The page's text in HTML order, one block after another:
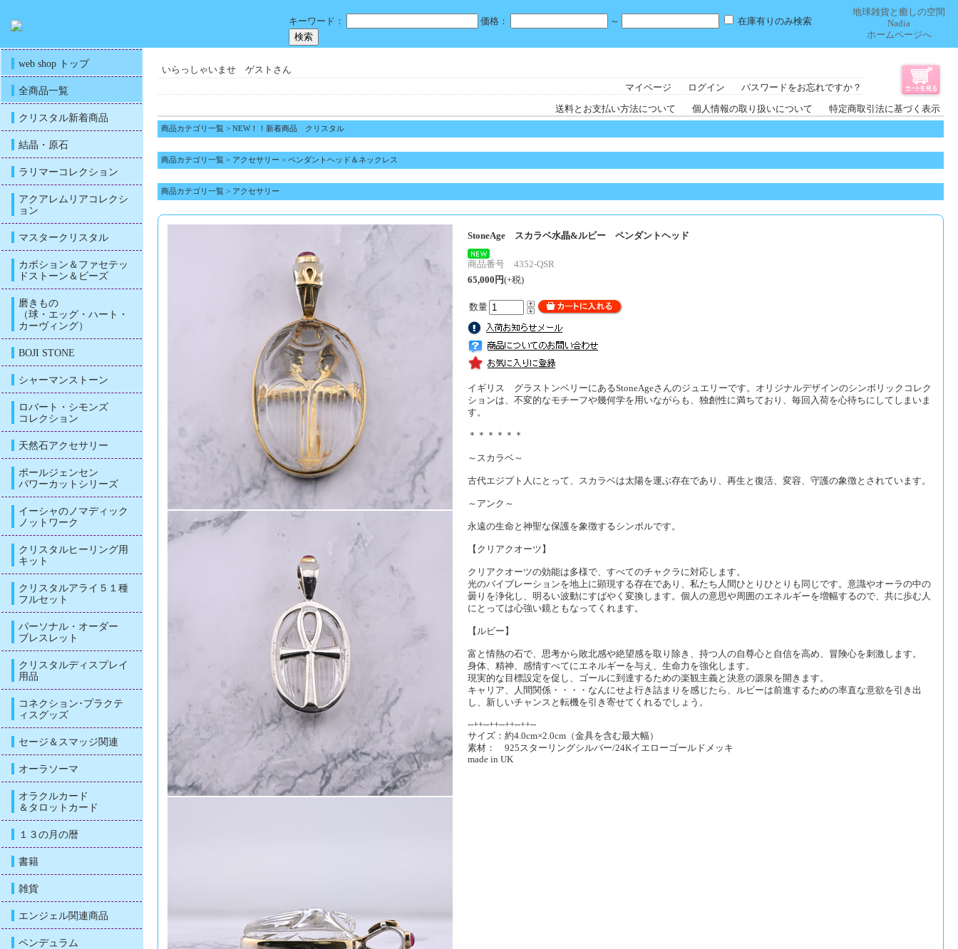
キーワード： 価格： ～ 在庫有りのみ検索
地球雑貨と癒しの空間
Nadia
ホームページへ
web shop トップ
全商品一覧
クリスタル新着商品
結晶・原石
ラリマーコレクション
アクアレムリアコレクシ
ョン
マスタークリスタル
カボション＆ファセテッ
ドストーン＆ビーズ
磨きもの
（球・エッグ・ハート・
カーヴィング）
BOJI STONE
シャーマンストーン
ロバート・シモンズ
コレクション
天然石アクセサリー
ポールジェンセン
パワーカットシリーズ
イーシャのノマディック
ノットワーク
クリスタルヒーリング用
キット
クリスタルアライ５１種
フルセット
パーソナル・オーダー
ブレスレット
クリスタルディスプレイ
用品
コネクション･プラクテ
ィスグッズ
セージ＆スマッジ関連
オーラソーマ
オラクルカード
＆タロットカード
１３の月の暦
書籍
雑貨
エンジェル関連商品
ペンデュラム
いらっしゃいませ ゲストさん
マイページ
ログイン パスワードをお忘れですか？
送料とお支払い方法について 個人情報の取り扱いについて 特定商取引法に基づく表示
商品カテゴリ一覧 > NEW！！新着商品 クリスタル
商品カテゴリ一覧 > アクセサリー > ペンダントヘッド＆ネックレス
商品カテゴリ一覧 > アクセサリー
StoneAge スカラベ水晶&ルビー ペンダントヘッド
商品番号 4352-QSR
65,000円(+税)
数量
イギリス グラストンベリーにあるStoneAgeさんのジュエリーです。オリジナルデザインのシンボリックコレク
ションは、不変的なモチーフや幾何学を用いながらも、独創性に満ちており、毎回入荷を心待ちにしてしまいま
す。
＊＊＊＊＊＊
～スカラベ～
古代エジプト人にとって、スカラベは太陽を運ぶ存在であり、再生と復活、変容、守護の象徴とされています。
～アンク～
永遠の生命と神聖な保護を象徴するシンボルです。
【クリアクオーツ】
クリアクオーツの効能は多様で、すべてのチャクラに対応します。
光のバイブレーションを地上に顕現する存在であり、私たち人間ひとりひとりも同じです。意識やオーラの中の
曇りを浄化し、明るい波動にすばやく変換します。個人の意思や周囲のエネルギーを増幅するので、共に歩む人
にとっては心強い鏡ともなってくれます。
【ルビー】
富と情熱の石で、思考から敗北感や絶望感を取り除き、持つ人の自尊心と自信を高め、冒険心を刺激します。
身体、精神、感情すべてにエネルギーを与え、生命力を強化します。
現実的な目標設定を促し、ゴールに到達するための楽観主義と決意の源泉を開きます。
キャリア、人間関係・・・・なんにせよ行き詰まりを感じたら、ルビーは前進するための率直な意欲を引き出
し、新しいチャンスと転機を引き寄せてくれるでしょう。
--++--++--++--++--
サイズ：約4.0cm×2.0cm（金具を含む最大幅）
素材： 925スターリングシルバー/24Kイエローゴールドメッキ
made in UK